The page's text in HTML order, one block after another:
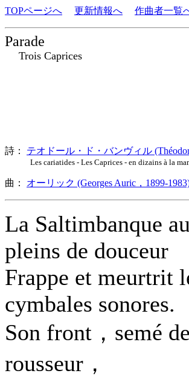
TOPページへ 更新情報へ 作曲者一覧
Parade
Trois Caprices
詩： テオドール・ド・バンヴィル
Les cariatides - Les Caprices - en dizains à la
曲： オーリック (Georges Auric，1899-
La Saltimbanque
pleins de douceur
Frappe et meurtrit
cymbales sonores.
Son front，semé
rousseur，